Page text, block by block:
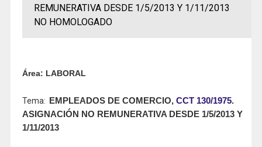
REMUNERATIVA DESDE 1/5/2013 Y 1/11/2013
NO HOMOLOGADO
Área: LABORAL
Tema: EMPLEADOS DE COMERCIO, CCT 130/1975.
ASIGNACIÓN NO REMUNERATIVA DESDE 1/5/2013 Y
1/11/2013